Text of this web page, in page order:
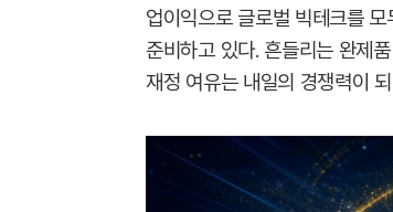
업이익으로 글로벌 빅테크를
준비하고 있다. 흔들리는 완제
재정 여유는 내일의 경쟁력이